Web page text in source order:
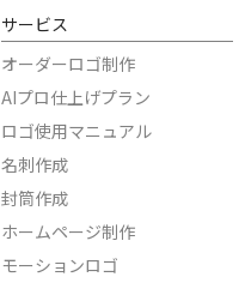
サービス
オーダーロゴ制作
AIプロ仕上げプラン
ロゴ使用マニュアル
名刺作成
封筒作成
ホームページ制作
モーションロゴ